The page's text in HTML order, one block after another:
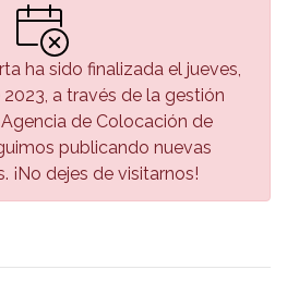
ha sido finalizada el jueves,
a través de la gestión
de Colocación de
publicando nuevas
¡No dejes de visitarnos!